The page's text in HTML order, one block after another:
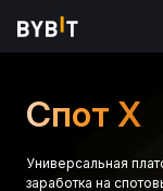
Спот X
Универсальная
заработка на